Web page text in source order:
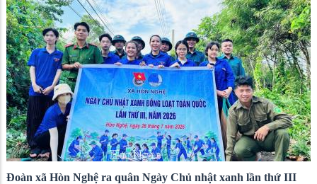
Đoàn xã Hòn Nghệ ra quân Ngày Chủ nhật xanh lần thứ III